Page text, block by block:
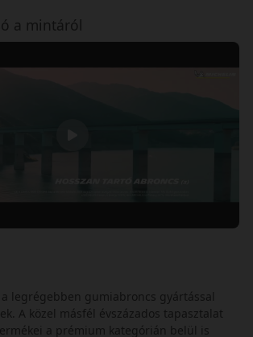
a mintáról
legrégebben gumiabroncs gyártással
A közel másfél évszázados tapasztalat
a prémium kategórián belül is